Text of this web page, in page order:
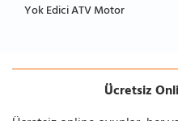
Yok Edici ATV Motor
Ücretsiz